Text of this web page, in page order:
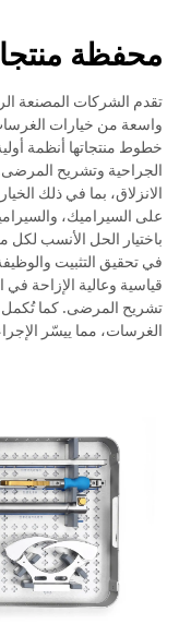
محفظة
تقدم الشركات المصنعة
واسعة من خيارات
خطوط منتجاتها أنظمة
الجراحية وتشريح
الانزلاق، بما في ذلك
على السيراميك،
باختيار الحل الأنسب
في تحقيق التثبيت
قياسية وعالية الإزاحة في
تشريح المرضى. كما تُكمل
الغرسات، مما ييسّر